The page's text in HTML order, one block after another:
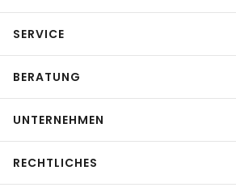
SERVICE
BERATUNG
UNTERNEHMEN
RECHTLICHES